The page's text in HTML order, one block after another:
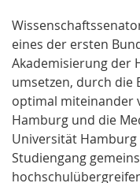
eines der ersten
Akademisierung der
umsetzen, durch die
optimal miteinander
Hamburg und die
Universität Hamburg
Studiengang